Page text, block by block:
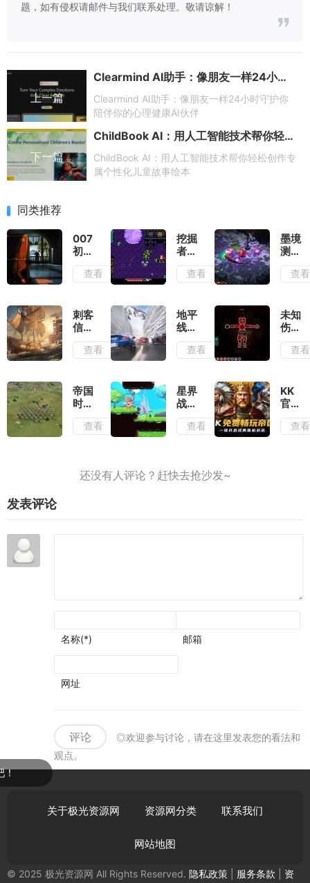
题，如有侵权请邮件与我们联系处理。敬请谅解！
上一篇
Clearmind AI助手：像朋友一样24小时守护你陪伴你的心理健康AI伙伴
Clearmind AI助手：像朋友一样24小时守护你
陪伴你的心理健康AI伙伴
下一篇
ChildBook AI：用人工智能技术帮你轻松创作专属个性化儿童故事绘本
ChildBook AI：用人工智能技术帮你轻松创作专
属个性化儿童故事绘本
同类推荐
007
初露
锋芒
准则
就是
出其
不意
查看
挖掘
者米
娜测
评：
复古
滤镜
去看
查看
墨境
测
评：
墨宝
提供
非常
多的
构筑
查看
刺客
信条
黑旗
记忆
评：
大体
玩法
不变
了视
查看
地平
线6
测
评：
厚到
几乎
无法
忽视
查看
未知
伤亡
测
评：
经是
拼尽
全力
查看
帝国
时代
4岳
飞传
叙事
查看
星界
战士
测
评：
神作
查看
KK
官方
对战
平台
查看
发表评论
名称(*) 邮箱
网址
评论
◎欢迎参与讨论，请在这里发表您的看法和
观点。
关于极光资源网 资源网分类 联系我们
网站地图
© 2025 极光资源网 All Rights Reserved. 隐私政策 服务条款 资